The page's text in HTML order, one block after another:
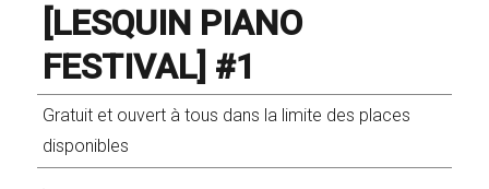
[LESQUIN PIANO
FESTIVAL] #1
Gratuit et ouvert à tous dans la limite des places
disponibles